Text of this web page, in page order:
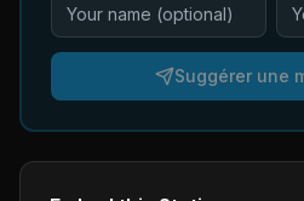
Suggérer une